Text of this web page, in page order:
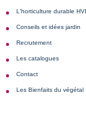
L'horticulture durable
Conseils et idées jardin
Recrutement
Les catalogues
Contact
Les Bienfaits du végétal